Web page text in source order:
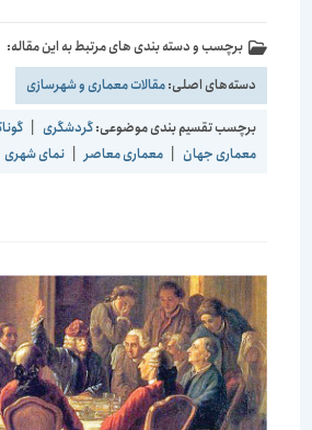
برچسب و دسته بندی های مرتبط به این مقاله:
دسته‌های اصلی:مقالات معماری و شهرسازی
برچسب تقسیم بندی موضوعی:گردشگری |
معماری جهان | معماری معاصر | نمای شهری